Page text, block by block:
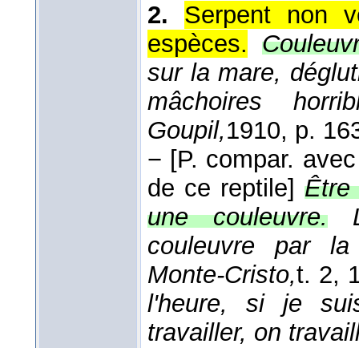
2.
Serpent non
espèces.
sur la mare,
mâchoires
Goupil,1910, p.
− [P. compar.
de ce reptile] Être
une couleuvre.
couleuvre par la
Monte-Cristo,t. 2,
l'heure, si je
travailler, on